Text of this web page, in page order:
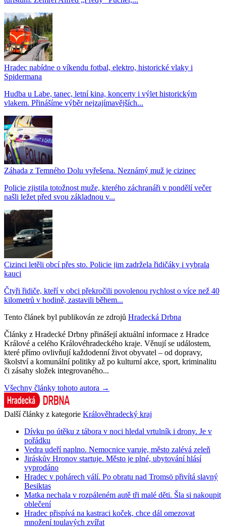
Hradec nabídne o víkendu fotbal, elektro, historické vlaky i
Spidermana
Hudba u Labe, tanec, letní kina, koncerty i výlet historickým
vlakem. Přinášíme výběr nejzajímavějších...
Záhada z Temného Dolu vyřešena. Neznámý muž je cizinec
Policie zjistila totožnost muže, kterého záchranáři v pondělí večer
našli ležet před svou základnou v...
Cizinci letěli obcí přes sto. Policie jim zadržela řidičáky i vybrala
kauci
Čtyři řidiče, kteří v obci překročili povolenou rychlost o více než 40
kilometrů v hodině, zastavili během...
Tento článek byl publikován ze zdrojů Hradecká Drbna
Články z Hradecké Drbny přinášejí aktuální informace z Hradce
Králové a celého Královéhradeckého kraje. Věnují se událostem,
které přímo ovlivňují každodenní život obyvatel – od dopravy,
školství a komunální politiky až po kulturní akce, sport, kriminalitu
či zásahy složek integrovaného...
Všechny články tohoto autora →
Další články z kategorie Králověhradecký kraj
Dívku po útěku z tábora v noci hledal vrtulník i drony. Je v
pořádku
Vedra udeří naplno. Nemocnice varuje, město zalévá zeleň
Jiráskův Hronov startuje. Město je plné, ubytování hlásí
vyprodáno
Hradec v pohárech válí. Po obratu nad Tromsö přivítá slavný
Besiktas
Matka nechala v rozpáleném autě tři malé děti. Šla si nakoupit
oblečení
Hradec přispívá na kastraci koček, chce dál omezovat
množení toulavých zvířat